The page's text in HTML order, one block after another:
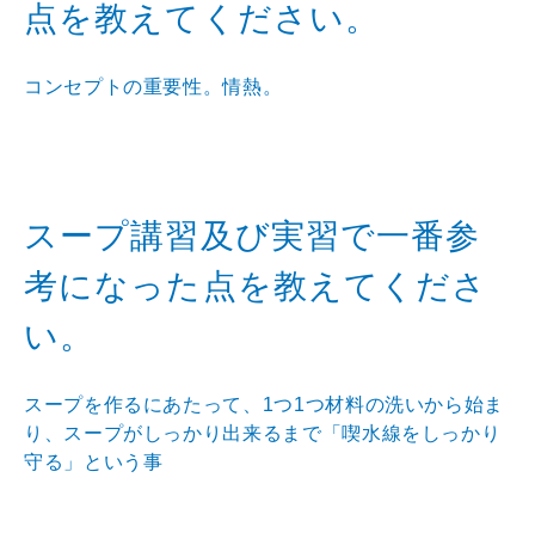
点を教えてください。
コンセプトの重要性。情熱。
スープ講習及び実習で一番参
考になった点を教えてくださ
い。
スープを作るにあたって、1つ1つ材料の洗いから始ま
り、スープがしっかり出来るまで「喫水線をしっかり
守る」という事